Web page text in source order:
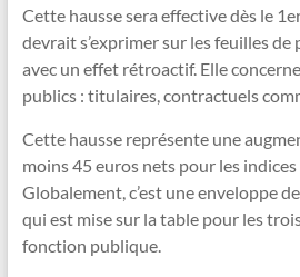
Cette hausse sera effective dès le
devrait s’exprimer sur les feuilles de
avec un effet rétroactif. Elle
publics : titulaires, contractuels
Cette hausse représente une
moins 45 euros nets pour les indices
Globalement, c’est une enveloppe
qui est mise sur la table pour les
fonction publique.